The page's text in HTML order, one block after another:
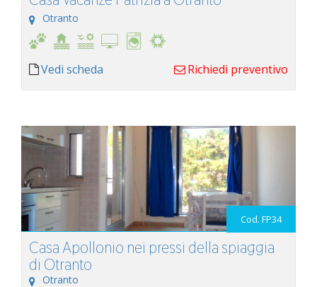
Otranto
Vedi scheda Richiedi preventivo
Cod. FP34
Casa Apollonio nei pressi della spiaggia
di Otranto
Otranto